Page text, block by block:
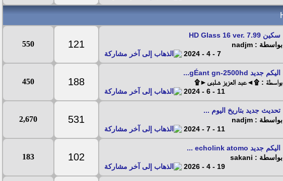
سكين HD Glass 16 ver. 7.99
بواسطة : nadjm
7 - 4 - 2024
121
550
اليكم جديد gÉant gn-2500hd...
بواسطة : ۩◄عبد العزيز شلبى►۩
11 - 6 - 2024
188
450
تحديث جديد بتاريخ اليوم ...
بواسطة : nadjm
11 - 7 - 2024
531
2,670
اليكم جديد echolink atomo ...
بواسطة : sakani
19 - 4 - 2026
102
183